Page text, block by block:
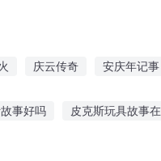
庆云传奇 安庆年记事
事好吗 皮克斯玩具故事